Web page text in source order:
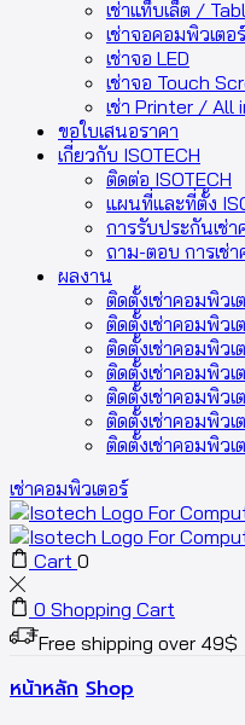
เช่าแท็บเล็ต /
เช่าจอคอมพิวเตอ
เช่าจอ LED
เช่าจอ Touch
เช่า Printer / All
ขอใบเสนอราคา
เกี่ยวกับ ISOTECH
ติดต่อ ISOTECH
แผนที่และที่ตั้ง
การรับประกันเช่
ถาม-ตอบ การเช่
ผลงาน
ติดตั้งเช่าคอมพิว
ติดตั้งเช่าคอมพิว
ติดตั้งเช่าคอมพิว
ติดตั้งเช่าคอมพิว
ติดตั้งเช่าคอมพิว
ติดตั้งเช่าคอมพิวเ
ติดตั้งเช่าคอมพิว
เช่าคอมพิวเตอร์
Cart 0
0 Shopping Cart
Free shipping over 49$
หน้าหลัก Shop